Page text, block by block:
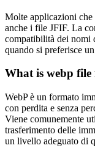
Molte applicazioni che
anche i file JFIF. La
compatibilità dei nomi
quando si preferisce
What is webp
WebP è un formato
con perdita e senza
Viene comunemente
trasferimento delle
un livello adeguato di